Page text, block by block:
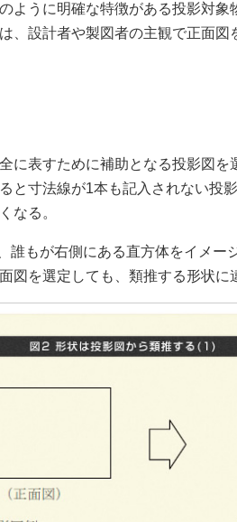
ように明確な特徴がある投影対象
、設計者や製図者の主観で正面図
に表すために補助となる投影図を
と寸法線が1本も記入されない投
なる。
誰もが右側にある直方体をイメー
図を選定しても、類推する形状に